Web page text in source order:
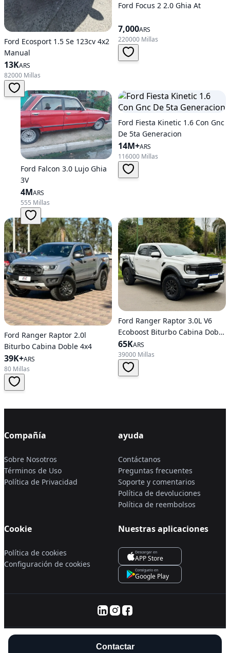
Contactar
Ford Ecosport 1.5 Se 123cv 4x2
Manual
13KARS
82000 Millas
Ford Focus 2 2.0 Ghia At
7,000ARS
220000 Millas
Ford Falcon 3.0 Lujo Ghia
3V
4MARS
555 Millas
Ford Fiesta Kinetic 1.6 Con Gnc
De 5ta Generacion
14M+ARS
116000 Millas
Ford Ranger Raptor 2.0l
Biturbo Cabina Doble 4x4
39K+ARS
80 Millas
Ford Ranger Raptor 3.0L V6
Ecoboost Biturbo Cabina Doble
4X4
65KARS
39000 Millas
Compañía
Sobre Nosotros
Términos de Uso
Política de Privacidad
ayuda
Contáctanos
Preguntas frecuentes
Soporte y comentarios
Política de devoluciones
Política de reembolsos
Cookie
Política de cookies
Configuración de cookies
Nuestras aplicaciones
Descargar en
APP Store
Consíguelo en
Google Play